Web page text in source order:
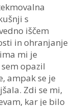
s
iščem
in ohranjanje
mi je
opazil
ampak se je
Zdi se mi,
kar je bilo